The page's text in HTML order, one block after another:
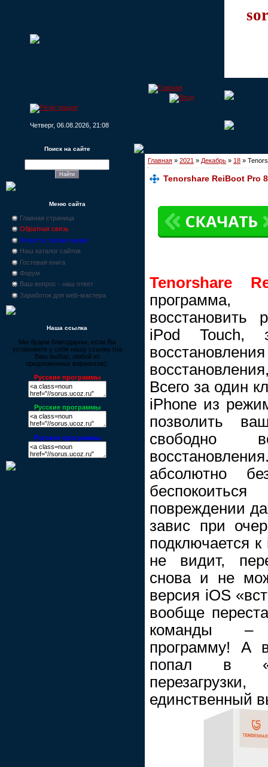
Четверг, 06.08.2026, 21:08
Поиск на сайте
Меню сайта
Главная страница
Обратная связь
Новости, промо-акции
Наш каталог сайтов
Гостевая книга
Форум
Ваш вопрос - наш ответ
Заработок для web-мастера
Наша ссылка
Мы будем благодарны, если Вы
установите у себя нашу ссылку (на
Ваш выбор, любой из
предложенных вариантов):
Русские программы
Русские программы
Русские программы
Главная » 2021 » Декабрь » 18 »
Tenorshare ReiBoot Pro
Tenorshare
программа,
восстановить
iPod Touch,
Всего за один
iPhone из
позволить
свободно
абсолютно
повреждении
завис при
подключается
не видит,
снова и не
версия iOS
вообще
команды –
программу! А
попал в
единственный